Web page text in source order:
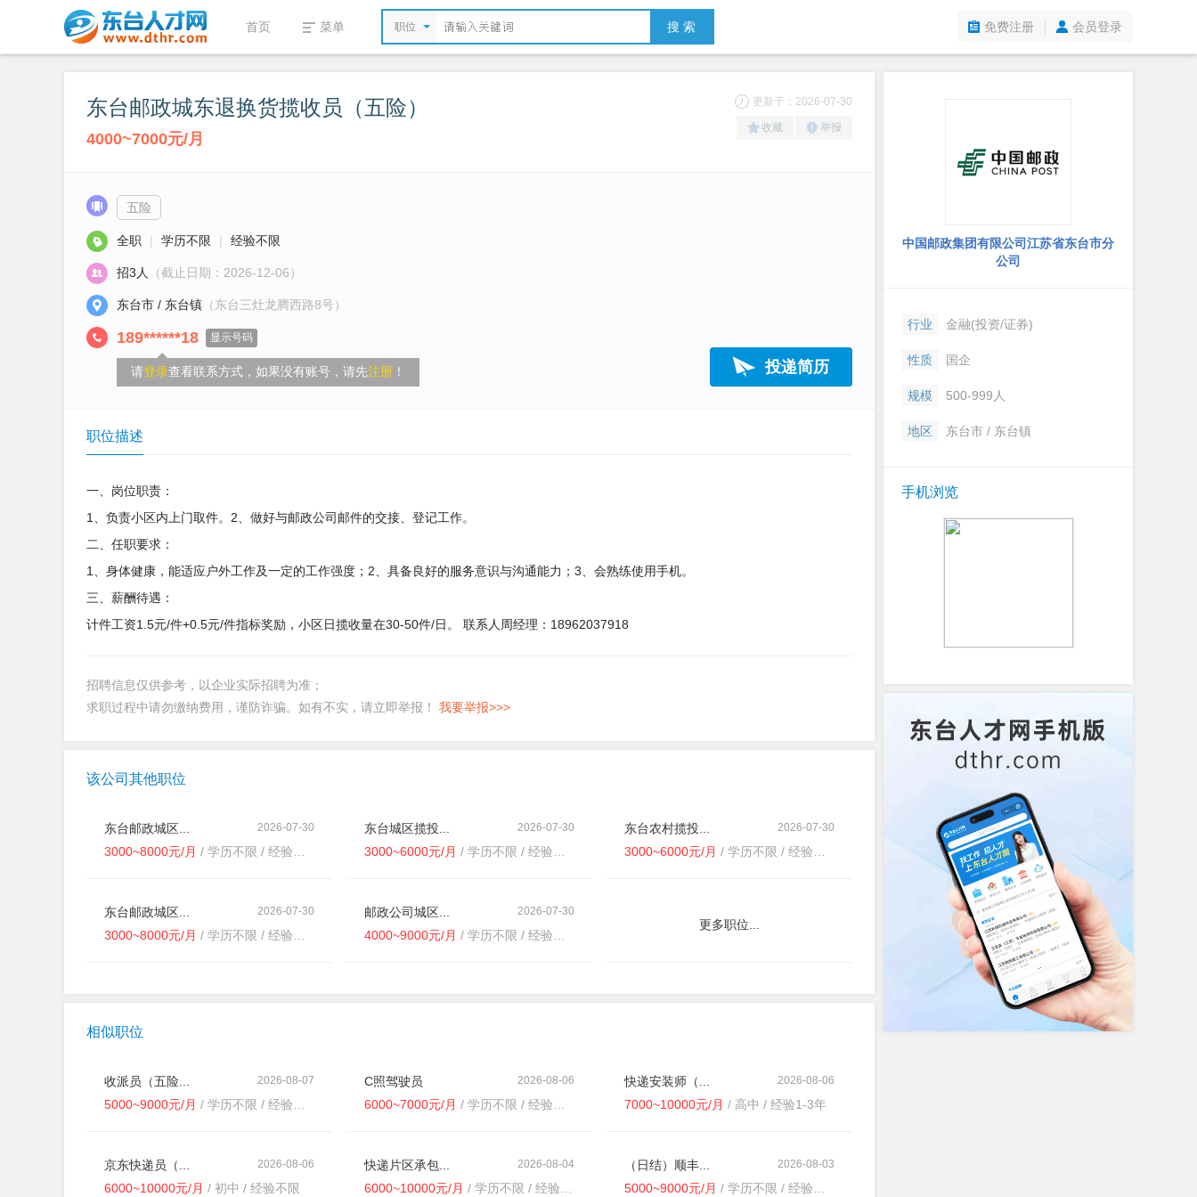
首页 菜单 职位 搜 索 免费注册 会员登录
东台邮政城东退换货揽收员（五险）
4000~7000元/月
更新于：2026-07-30
收藏 举报
五险
全职 | 学历不限 | 经验不限
招3人 （截止日期：2026-12-06）
东台市 / 东台镇 （东台三灶龙腾西路8号）
189******18 显示号码
请登录查看联系方式，如果没有账号，请先注册 ！ 投递简历
职位描述
一、岗位职责：
1、负责小区内上门取件。2、做好与邮政公司邮件的交接、登记工作。
二、任职要求：
1、身体健康，能适应户外工作及一定的工作强度；2、具备良好的服务意识与沟通能力；3、会熟练使用手机。
三、薪酬待遇：
计件工资1.5元/件+0.5元/件指标奖励，小区日揽收量在30-50件/日。 联系人周经理：18962037918
招聘信息仅供参考，以企业实际招聘为准；
求职过程中请勿缴纳费用，谨防诈骗。如有不实，请立即举报！ 我要举报>>>
该公司其他职位
2026-07-30
东台邮政城区...
3000~8000元/月 / 学历不限 / 经验不限
2026-07-30
东台城区揽投...
3000~6000元/月 / 学历不限 / 经验不限
2026-07-30
东台农村揽投...
3000~6000元/月 / 学历不限 / 经验不限
2026-07-30
东台邮政城区...
3000~8000元/月 / 学历不限 / 经验不限
2026-07-30
邮政公司城区...
4000~9000元/月 / 学历不限 / 经验不限
更多职位...
相似职位
2026-08-07
收派员（五险...
5000~9000元/月 / 学历不限 / 经验不限
2026-08-06
C照驾驶员
6000~7000元/月 / 学历不限 / 经验不限
2026-08-06
快递安装师（...
7000~10000元/月 / 高中 / 经验1-3年
2026-08-06
京东快递员（...
6000~10000元/月 / 初中 / 经验不限
2026-08-04
快递片区承包...
6000~10000元/月 / 学历不限 / 经验不限
2026-08-03
（日结）顺丰...
5000~9000元/月 / 学历不限 / 经验不限
中国邮政集团有限公司江苏省东台市分
公司
行业 金融(投资/证券)
性质 国企
规模 500-999人
地区 东台市 / 东台镇
手机浏览